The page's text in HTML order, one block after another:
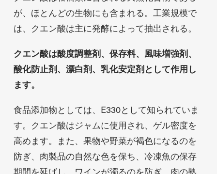
が、ほとんどの生物にも含まれる。工業規模で
は、クエン酸は主に発酵によって抽出される。
クエン酸は酸度調整剤、保存料、風味増強剤、
酸化防止剤、漂白剤、乳化安定剤として作用し
ます。
食品添加物としては、E330として知られていま
す。クエン酸はジャムに使用され、ゲル密度を
高めます。また、果物や野菜が褐色になるのを
防ぎ、肉製品の自然な色を保ち、冷凍魚の保存
期間を延ばし、ワインが濁るのを防ぎ、肉の熟